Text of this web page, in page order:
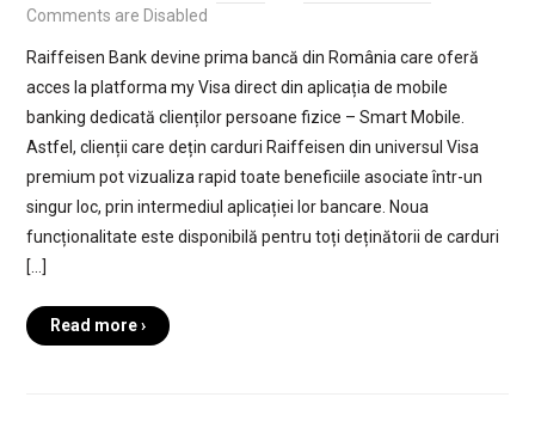
Comments are Disabled
Raiffeisen Bank devine prima bancă din România care oferă
acces la platforma my Visa direct din aplicația de mobile
banking dedicată clienților persoane fizice – Smart Mobile.
Astfel, clienții care dețin carduri Raiffeisen din universul Visa
premium pot vizualiza rapid toate beneficiile asociate într-un
singur loc, prin intermediul aplicației lor bancare. Noua
funcționalitate este disponibilă pentru toți deținătorii de carduri
[…]
Read more ›